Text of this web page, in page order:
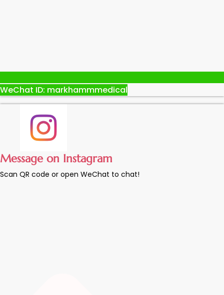
WeChat ID: markhammmedical
Message on Instagram
Scan QR code or open WeChat to chat!